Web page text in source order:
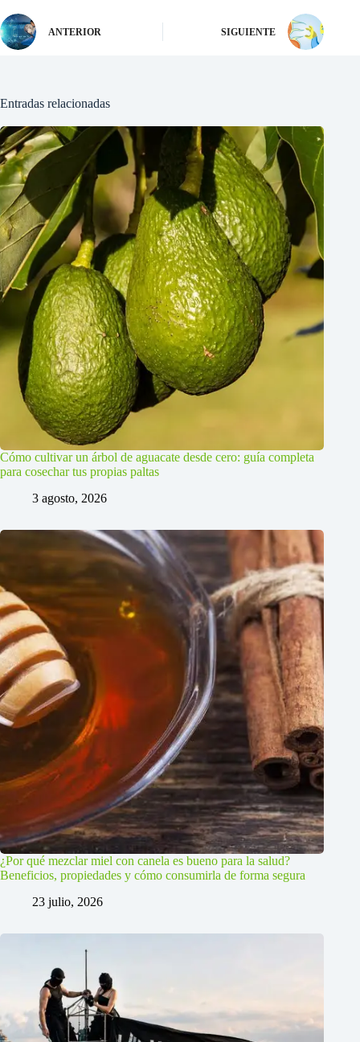
ANTERIOR SIGUIENTE
Entradas relacionadas
Cómo cultivar un árbol de aguacate desde cero: guía completa
para cosechar tus propias paltas
3 agosto, 2026
¿Por qué mezclar miel con canela es bueno para la salud?
Beneficios, propiedades y cómo consumirla de forma segura
23 julio, 2026